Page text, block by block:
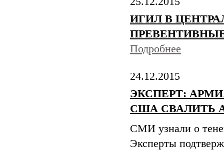
ИГИЛ В
Подробнее
24.12.2015
ЭКСПЕРТ:
США СВАЛИТЬ
СМИ узнали о
Эксперты